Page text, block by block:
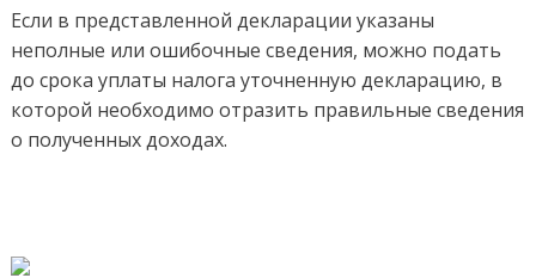
Если в представленной декларации указаны
неполные или ошибочные сведения, можно подать
до срока уплаты налога уточненную декларацию, в
которой необходимо отразить правильные сведения
о полученных доходах.